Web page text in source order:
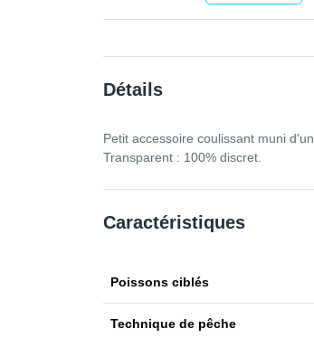
Détails
Petit accessoire coulissant muni
Transparent : 100% discret.
Caractéristiques
Poissons ciblés
Technique de pêche